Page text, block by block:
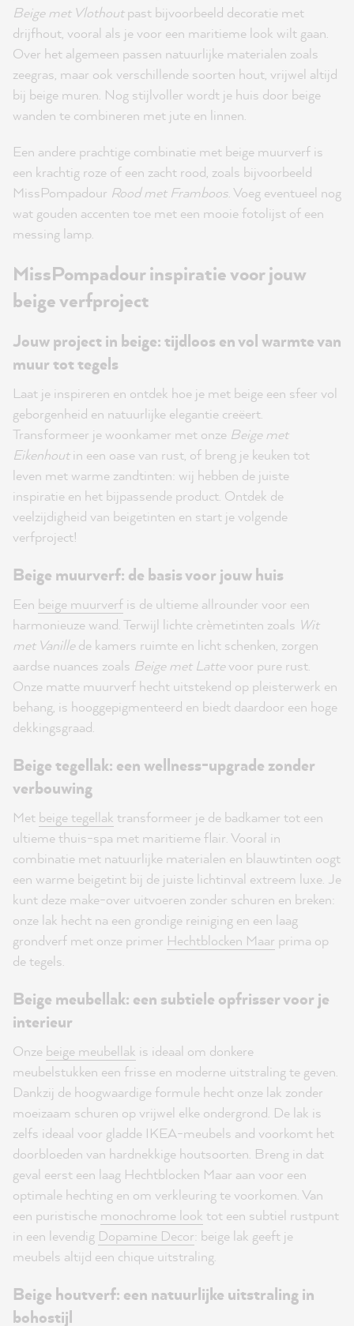
Beige met Vlothoutpast bijvoorbeeld decoratie met
drijfhout, vooral als je voor een maritieme look wilt gaan.
Over het algemeen passen natuurlijke materialen zoals
zeegras, maar ook verschillende soorten hout, vrijwel altijd
bij beige muren. Nog stijlvoller wordt je huis door beige
wanden te combineren met jute en linnen.
Een andere prachtige combinatie met beige muurverf is
een krachtig roze of een zacht rood, zoals bijvoorbeeld
MissPompadour Rood met Framboos. Voeg eventueel nog
wat gouden accenten toe met een mooie fotolijst of een
messing lamp.
MissPompadour inspiratie voor jouw
beige verfproject
Jouw project in beige: tijdloos en vol warmte van
muur tot tegels
Laat je inspireren en ontdek hoe je met beige een sfeer vol
geborgenheid en natuurlijke elegantie creëert.
Transformeer je woonkamer met onze Beige met
Eikenhoutin een oase van rust, of breng je keuken tot
leven met warme zandtinten: wij hebben de juiste
inspiratie en het bijpassende product. Ontdek de
veelzijdigheid van beigetinten en start je volgende
verfproject!
Beige muurverf: de basis voor jouw huis
Een beige muurverf is de ultieme allrounder voor een
harmonieuze wand. Terwijl lichte crèmetinten zoals Wit
met Vanillede kamers ruimte en licht schenken, zorgen
aardse nuances zoals Beige met Lattevoor pure rust.
Onze matte muurverf hecht uitstekend op pleisterwerk en
behang, is hooggepigmenteerd en biedt daardoor een hoge
dekkingsgraad.
Beige tegellak: een wellness-upgrade zonder
verbouwing
Met beige tegellak transformeer je de badkamer tot een
ultieme thuis-spa met maritieme flair. Vooral in
combinatie met natuurlijke materialen en blauwtinten oogt
een warme beigetint bij de juiste lichtinval extreem luxe. Je
kunt deze make-over uitvoeren zonder schuren en breken:
onze lak hecht na een grondige reiniging en een laag
grondverf met onze primer Hechtblocken Maar prima op
de tegels.
Beige meubellak: een subtiele opfrisser voor je
interieur
Onze beige meubellak is ideaal om donkere
meubelstukken een frisse en moderne uitstraling te geven.
Dankzij de hoogwaardige formule hecht onze lak zonder
moeizaam schuren op vrijwel elke ondergrond. De lak is
zelfs ideaal voor gladde IKEA-meubels and voorkomt het
doorbloeden van hardnekkige houtsoorten. Breng in dat
geval eerst een laag Hechtblocken Maar aan voor een
optimale hechting en om verkleuring te voorkomen. Van
een puristische monochrome look tot een subtiel rustpunt
in een levendig Dopamine Decor: beige lak geeft je
meubels altijd een chique uitstraling.
Beige houtverf: een natuurlijke uitstraling in
bohostijl